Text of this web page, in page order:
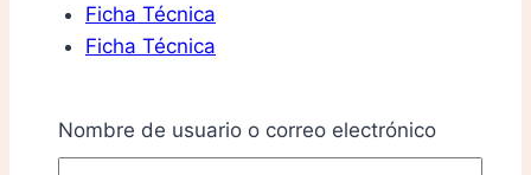
Ficha Técnica
Ficha Técnica
Descripción
Nombre de usuario o correo electrónico